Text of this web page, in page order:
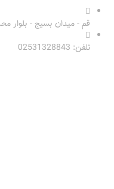
قم - میدان بسیج - بلوار
تلفن: 02531328843